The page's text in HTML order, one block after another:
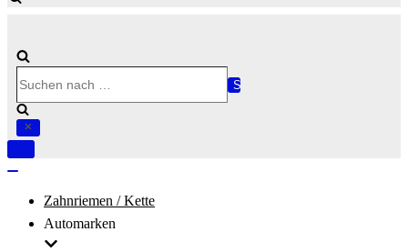
nach …
Navigation
Zahnriemen / Kette
Automarken